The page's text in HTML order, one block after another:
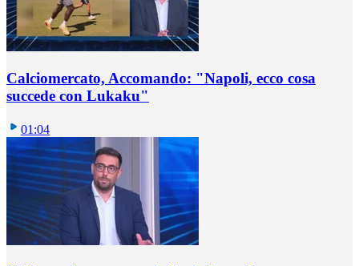
Calciomercato, Accomando: "Napoli, ecco cosa
succede con Lukaku"
01:04